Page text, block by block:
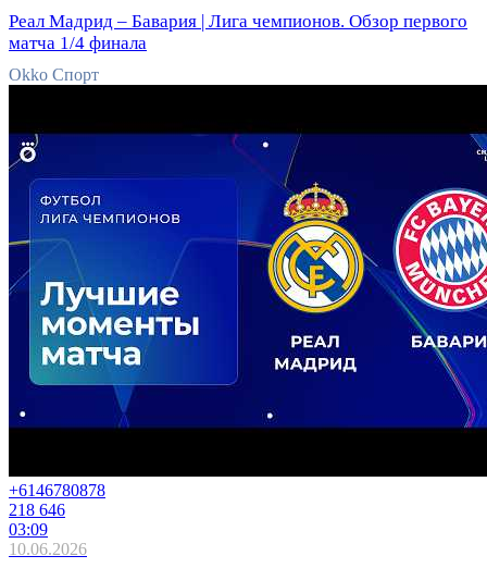
Реал Мадрид – Бавария | Лига чемпионов. Обзор первого
матча 1/4 финала
Okko Спорт
+6146780878
218 646
03:09
10.06.2026